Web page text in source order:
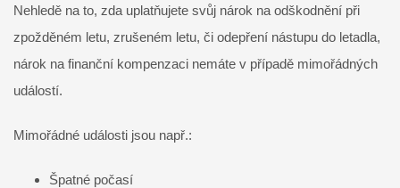
Nehledě na to, zda uplatňujete svůj nárok na odškodnění při
zpožděném letu, zrušeném letu, či odepření nástupu do letadla,
nárok na finanční kompenzaci nemáte v případě mimořádných
událostí.
Mimořádné události jsou např.:
Špatné počasí